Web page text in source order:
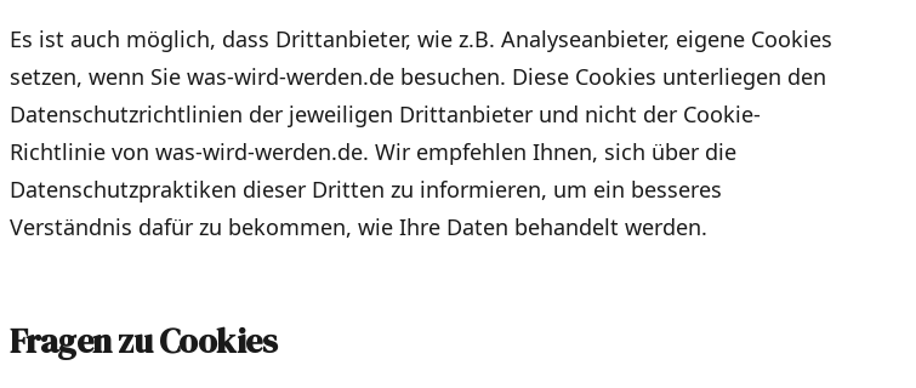
Es ist auch möglich, dass Drittanbieter, wie z.B. Analyseanbieter, eigene Cookies
setzen, wenn Sie was-wird-werden.de besuchen. Diese Cookies unterliegen den
Datenschutzrichtlinien der jeweiligen Drittanbieter und nicht der Cookie-
Richtlinie von was-wird-werden.de. Wir empfehlen Ihnen, sich über die
Datenschutzpraktiken dieser Dritten zu informieren, um ein besseres
Verständnis dafür zu bekommen, wie Ihre Daten behandelt werden.
Fragen zu Cookies